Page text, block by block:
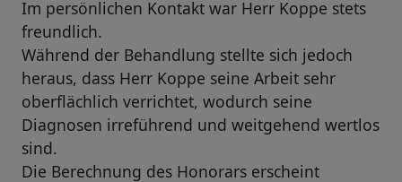
Im persönlichen Kontakt war Herr Koppe stets
freundlich.
Während der Behandlung stellte sich jedoch
heraus, dass Herr Koppe seine Arbeit sehr
oberflächlich verrichtet, wodurch seine
Diagnosen irreführend und weitgehend wertlos
sind.
Die Berechnung des Honorars erscheint